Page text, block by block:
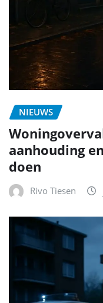
NIEUWS
aanhouding
doen
Rivo Tiesen